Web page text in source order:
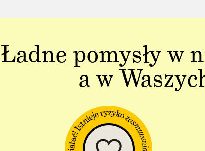
Ładne pomysły w
a w